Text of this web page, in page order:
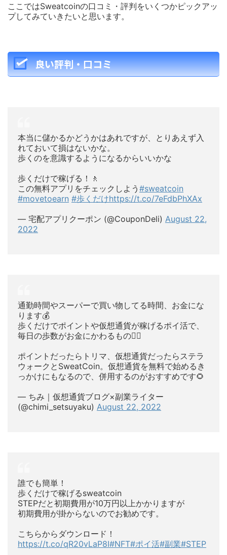
ここではSweatcoinの口コミ・評判をいくつかピックアッ
プしてみていきたいと思います。
良い評判・口コミ
本当に儲かるかどうかはあれですが、とりあえず入
れておいて損はないかな。
歩くのを意識するようになるからいいかな
歩くだけで稼げる！🚶
この無料アプリをチェックしよう #sweatcoin
#movetoearn #歩くだけhttps://t.co/7eFdbPhXAx
— 宅配アプリクーポン (@CouponDeli) August 22,
2022
通勤時間やスーパーで買い物してる時間、お金にな
ります💰
歩くだけでポイントや仮想通貨が稼げるポイ活で、
毎日の歩数がお金にかわるもの🚶‍♀️
ポイントだったらトリマ、仮想通貨だったらステラ
ウォークとSweatCoin。仮想通貨を無料で始めるき
っかけにもなるので、併用するのがおすすめです🌻
— ちみ｜仮想通貨ブログ×副業ライター
(@chimi_setsuyaku) August 22, 2022
誰でも簡単！
歩くだけで稼げるsweatcoin
STEPだと初期費用が10万円以上かかりますが
初期費用が掛からないのでお勧めです。
こちらからダウンロード！
https://t.co/qR20vLaP8I#NFT#ポイ活#副業#STEP